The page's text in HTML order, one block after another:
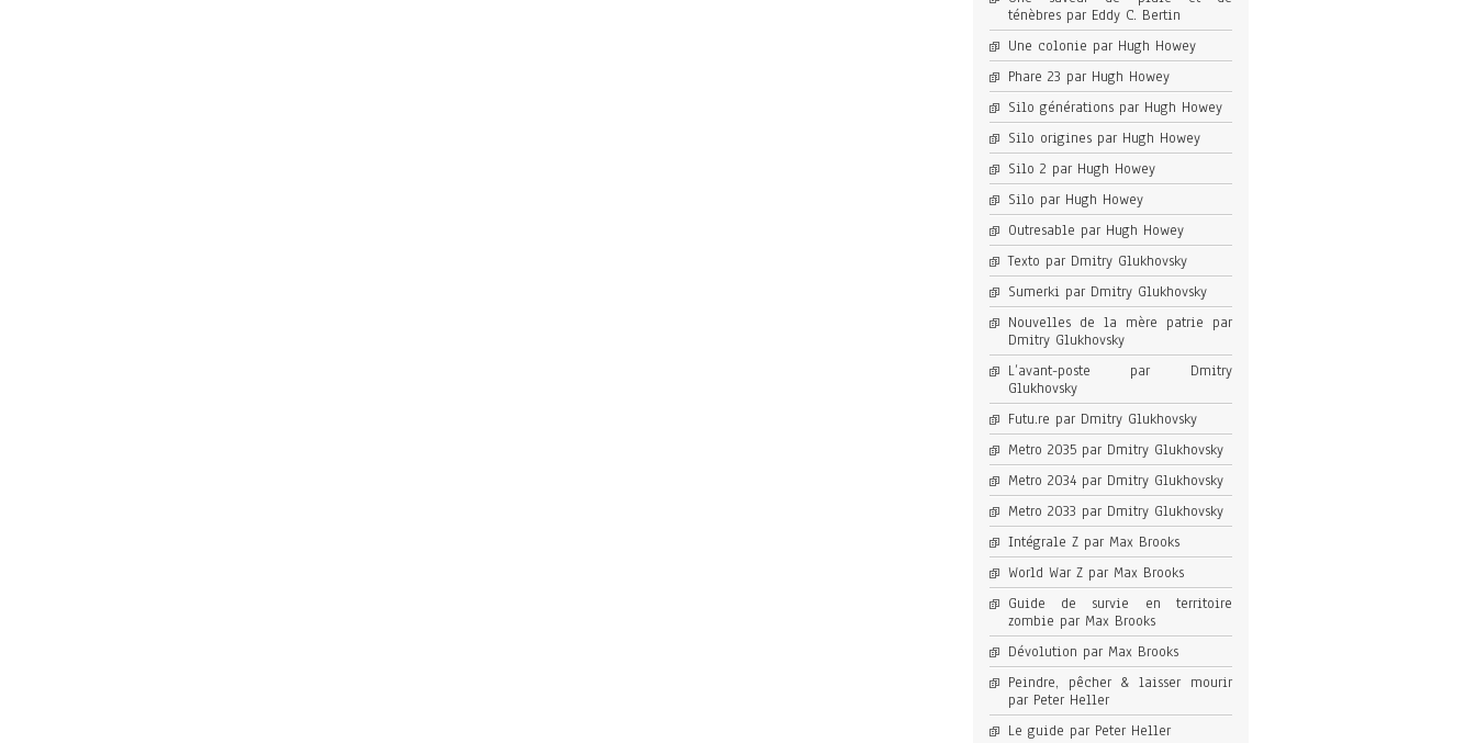
ténèbres par Eddy C. Bertin
Une colonie par Hugh Howey
Phare 23 par Hugh Howey
Silo générations par Hugh Howey
Silo origines par Hugh Howey
Silo 2 par Hugh Howey
Silo par Hugh Howey
Outresable par Hugh Howey
Texto par Dmitry Glukhovsky
Sumerki par Dmitry Glukhovsky
Nouvelles de la mère patrie par
Dmitry Glukhovsky
L’avant-poste par Dmitry
Glukhovsky
Futu.re par Dmitry Glukhovsky
Metro 2035 par Dmitry Glukhovsky
Metro 2034 par Dmitry Glukhovsky
Metro 2033 par Dmitry Glukhovsky
Intégrale Z par Max Brooks
World War Z par Max Brooks
Guide de survie en territoire
zombie par Max Brooks
Dévolution par Max Brooks
Peindre, pêcher & laisser mourir
par Peter Heller
Le guide par Peter Heller